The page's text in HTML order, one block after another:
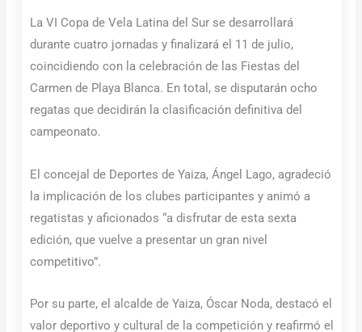
La VI Copa de Vela Latina del Sur se desarrollará
durante cuatro jornadas y finalizará el 11 de julio,
coincidiendo con la celebración de las Fiestas del
Carmen de Playa Blanca. En total, se disputarán ocho
regatas que decidirán la clasificación definitiva del
campeonato.
El concejal de Deportes de Yaiza, Ángel Lago, agradeció
la implicación de los clubes participantes y animó a
regatistas y aficionados “a disfrutar de esta sexta
edición, que vuelve a presentar un gran nivel
competitivo”.
Por su parte, el alcalde de Yaiza, Óscar Noda, destacó el
valor deportivo y cultural de la competición y reafirmó el